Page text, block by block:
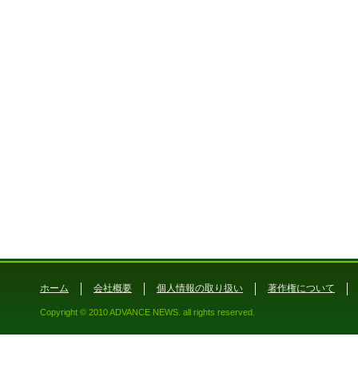
ホーム 会社概要 個人情報の取り扱い 著作権について
Copyright © 2010 ADVANCE NEWS. all rights reserved.